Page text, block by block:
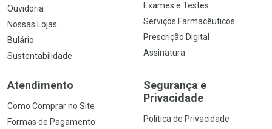
Ouvidoria
Nossas Lojas
Bulário
Sustentabilidade
Exames e Testes
Serviços Farmacêuticos
Prescrição Digital
Assinatura
Atendimento
Como Comprar no Site
Formas de Pagamento
Segurança e
Privacidade
Política de Privacidade